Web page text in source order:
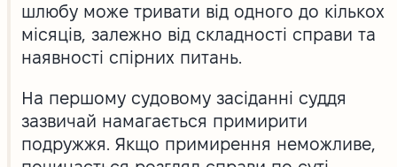
шлюбу може тривати від одного до кількох
місяців, залежно від складності справи та
наявності спірних питань.
На першому судовому засіданні суддя
зазвичай намагається примирити
подружжя. Якщо примирення неможливе,